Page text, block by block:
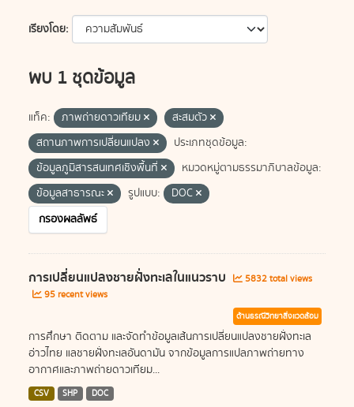
เรียงโดย
พบ 1 ชุดข้อมูล
แท็ค: ภาพถ่ายดาวเทียม
สะสมตัว
สถานภาพการเปลี่ยนแปลง
ประเภทชุดข้อมูล:
ข้อมูลภูมิสารสนเทศเชิงพื้นที่
หมวดหมู่ตามธรรมาภิบาลข้อมูล:
ข้อมูลสาธารณะ
รูปแบบ:
DOC
กรองผลลัพธ์
การเปลี่ยนแปลงชายฝั่งทะเลในแนวราบ
5832 total views
95 recent views
ด้านธรณีวิทยาสิ่งแวดล้อม
การศึกษา ติดตาม และจัดทำข้อมูลเส้นการเปลี่ยนแปลงชายฝั่งทะเล
อ่าวไทย แลชายฝั่งทะเลอันดามัน จากข้อมูลการแปลภาพถ่ายทาง
อากาศและภาพถ่ายดาวเทียม...
CSV SHP DOC